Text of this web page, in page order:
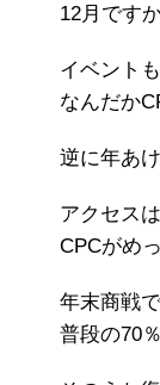
12月です
イベント
なんだか
逆に年あ
アクセス
CPCがめ
年末商戦
普段の70